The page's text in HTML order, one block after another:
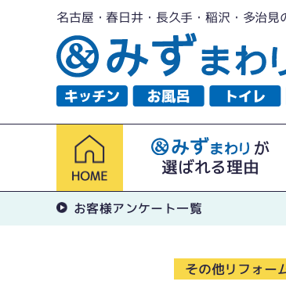
名古屋・春日井・長久手・稲沢・多治
が
選ばれる理由
お客様アンケート一覧
その他リフォー